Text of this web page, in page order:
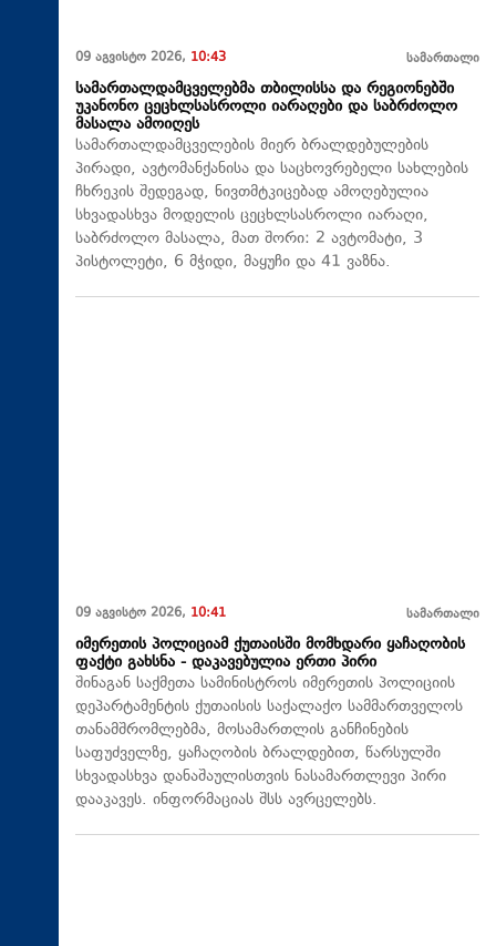
09 აგვისტო 2026, 10:43 სამართალი
სამართალდამცველებმა თბილისსა და რეგიონებში
უკანონო ცეცხლსასროლი იარაღები და საბრძოლო
მასალა ამოიღეს
სამართალდამცველების მიერ ბრალდებულების
პირადი, ავტომანქანისა და საცხოვრებელი სახლების
ჩხრეკის შედეგად, ნივთმტკიცებად ამოღებულია
სხვადასხვა მოდელის ცეცხლსასროლი იარაღი,
საბრძოლო მასალა, მათ შორი: 2 ავტომატი, 3
პისტოლეტი, 6 მჭიდი, მაყუჩი და 41 ვაზნა.
09 აგვისტო 2026, 10:41 სამართალი
იმერეთის პოლიციამ ქუთაისში მომხდარი ყაჩაღობის
ფაქტი გახსნა - დაკავებულია ერთი პირი
შინაგან საქმეთა სამინისტროს იმერეთის პოლიციის
დეპარტამენტის ქუთაისის საქალაქო სამმართველოს
თანამშრომლებმა, მოსამართლის განჩინების
საფუძველზე, ყაჩაღობის ბრალდებით, წარსულში
სხვადასხვა დანაშაულისთვის ნასამართლევი პირი
დააკავეს. ინფორმაციას შსს ავრცელებს.